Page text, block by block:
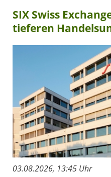
SIX Swiss
tieferen
03.08.2026, 13:45 Uhr